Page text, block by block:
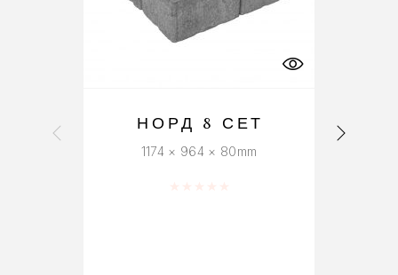
НОРД 8 СЕТ
1174 × 964 × 80mm